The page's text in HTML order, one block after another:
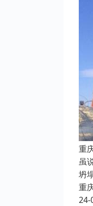
重
虽
坍
重
24-